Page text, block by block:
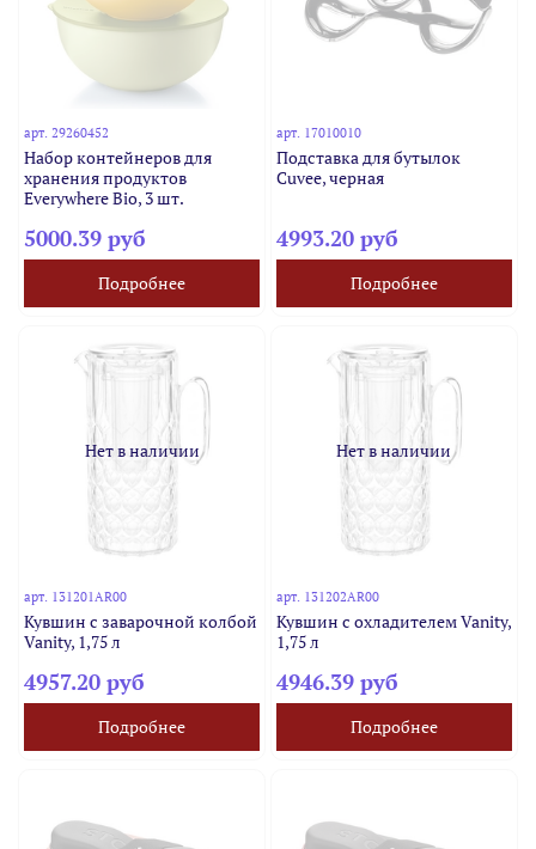
арт.29260452
Набор контейнеров для
хранения продуктов
Everywhere Bio, 3 шт.
5000.39 руб
Подробнее
арт. 17010010
Подставка для бутылок
Cuvee, черная
4993.20 руб
Подробнее
Нет в наличии
арт. 131201AR00
Кувшин с заварочной колбой
Vanity, 1,75 л
4957.20 руб
Подробнее
Нет в наличии
арт. 131202AR00
Кувшин с охладителем Vanity,
1,75 л
4946.39 руб
Подробнее